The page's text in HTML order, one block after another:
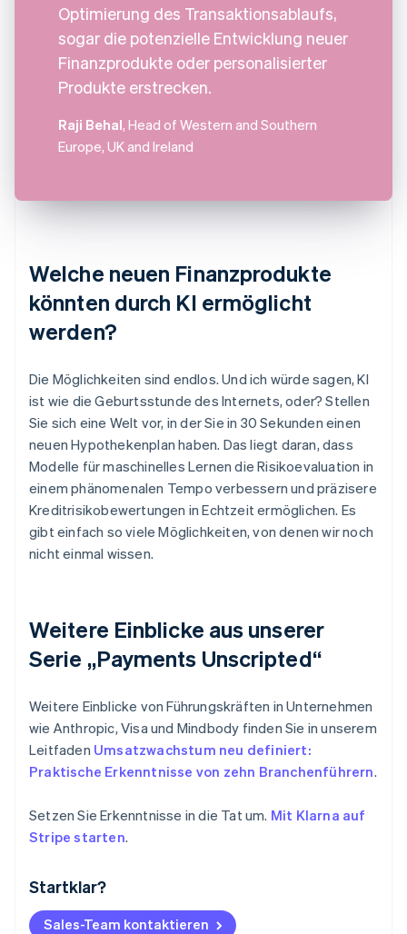
Startklar?
Sales-Team kontaktieren
Optimierung des Transaktionsablaufs,
sogar die potenzielle Entwicklung neuer
Finanzprodukte oder personalisierter
Produkte erstrecken.
Raji Behal, Head of Western and Southern
Europe, UK and Ireland
Welche neuen Finanzprodukte
könnten durch KI ermöglicht
werden?
Die Möglichkeiten sind endlos. Und ich würde sagen, KI
ist wie die Geburtsstunde des Internets, oder? Stellen
Sie sich eine Welt vor, in der Sie in 30 Sekunden einen
neuen Hypothekenplan haben. Das liegt daran, dass
Modelle für maschinelles Lernen die Risikoevaluation in
einem phänomenalen Tempo verbessern und präzisere
Kreditrisikobewertungen in Echtzeit ermöglichen. Es
gibt einfach so viele Möglichkeiten, von denen wir noch
nicht einmal wissen.
Weitere Einblicke aus unserer
Serie „Payments Unscripted“
Weitere Einblicke von Führungskräften in Unternehmen
wie Anthropic, Visa und Mindbody finden Sie in unserem
Leitfaden Umsatzwachstum neu definiert:
Praktische Erkenntnisse von zehn Branchenführern.
Setzen Sie Erkenntnisse in die Tat um. Mit Klarna auf
Stripe starten.
Australien
Belgien